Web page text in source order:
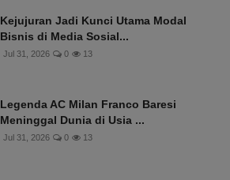
Kejujuran Jadi Kunci Utama Modal
Bisnis di Media Sosial...
Jul 31, 2026 0 13
Legenda AC Milan Franco Baresi
Meninggal Dunia di Usia ...
Jul 31, 2026 0 13